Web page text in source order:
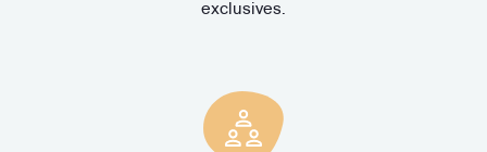
exclusives.